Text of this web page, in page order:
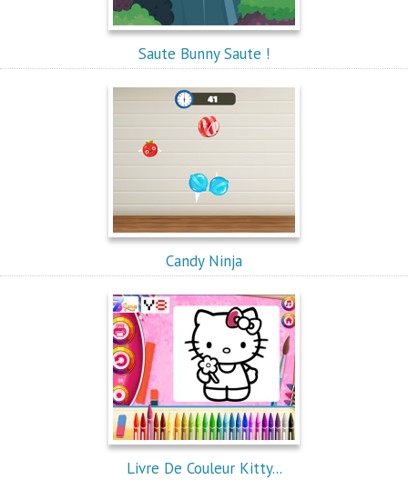
Saute Bunny Saute !
Candy Ninja
Livre De Couleur Kitty...